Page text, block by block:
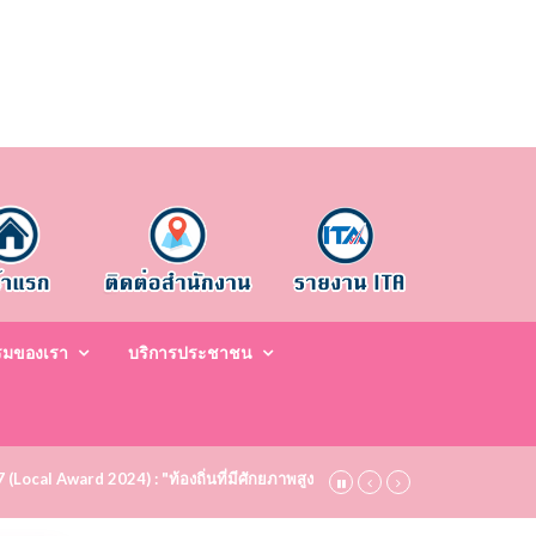
ของเรา บริการประชาชน
Award 2024) : "ท้องถิ่นที่มีศักยภาพสูง ระดับชมเชย (Bronze)" ประจำปี